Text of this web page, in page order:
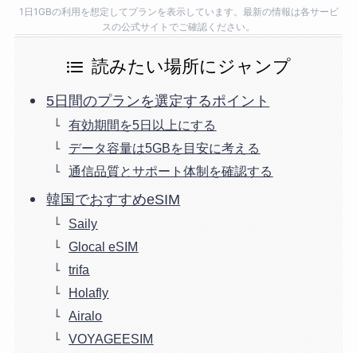
1日1GBの利用を想定してプランを表示しています。最新の情報は各サービ
スの公式サイトでご確認ください。
読みたい場所にジャンプ
5日間のプランを選定するポイント
有効期間を5日以上にする
データ容量は5GBを目安に考える
通信品質とサポート体制を確認する
韓国でおすすめeSIM
Saily
Glocal eSIM
trifa
Holafly
Airalo
VOYAGEESIM